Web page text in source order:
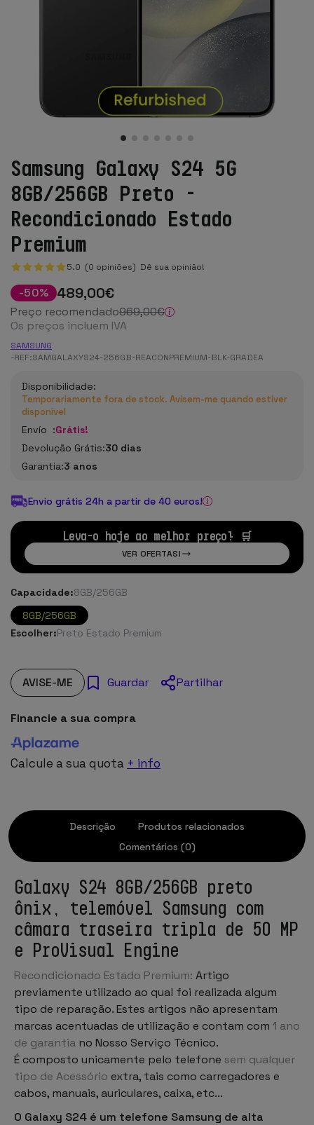
Samsung Galaxy S24 5G
8GB/256GB Preto -
Recondicionado Estado
Premium
5.0 (0 opiniões) Dê sua opinião!
-50% 489,00€
Preço recomendado969,00€
Os preços incluem IVA
SAMSUNG
-REF:SAMGALAXYS24-256GB-REACONPREMIUM-BLK-GRADEA
Disponibilidade:
Temporariamente fora de stock. Avisem-me quando estiver
disponível
Envío :Grátis!
Devolução Grátis:30 dias
Garantia:3 anos
Envio grátis 24h a partir de 40 euros!
Leva-o hoje ao melhor preço! 🛒
VER OFERTAS!
Capacidade:8GB/256GB
8GB/256GB
Escolher:Preto Estado Premium
AVISE-ME Guardar Partilhar
Financie a sua compra
Calcule a sua quota + info
Descrição
Produtos relacionados
Comentários (0)
Galaxy S24 8GB/256GB preto
ônix, telemóvel Samsung com
câmara traseira tripla de 50 MP
e ProVisual Engine
Recondicionado Estado Premium: Artigo
previamente utilizado ao qual foi realizada algum
tipo de reparação. Estes artigos não apresentam
marcas acentuadas de utilização e contam com 1 ano
de garantia no Nosso Serviço Técnico.
É composto unicamente pelo telefone sem qualquer
tipo de Acessório extra, tais como carregadores e
cabos, manuais, auriculares, caixa, etc...
O Galaxy S24 é um telefone Samsung de alta